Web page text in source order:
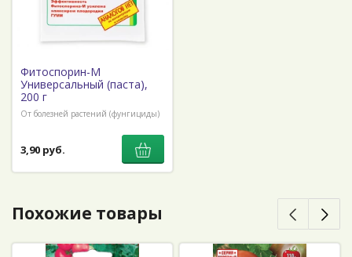
Фитоспорин-М
Универсальный (паста),
200 г
От болезней растений (фунгициды)
3,90 руб.
Похожие товары